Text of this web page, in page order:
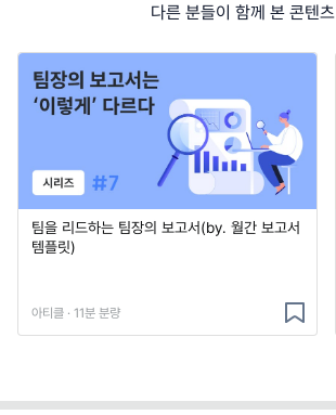
다른 분들이 함께 본 콘텐츠
팀을 리드하는 팀장의 보고서(by. 월간 보고서
템플릿)
아티클 · 11분 분량